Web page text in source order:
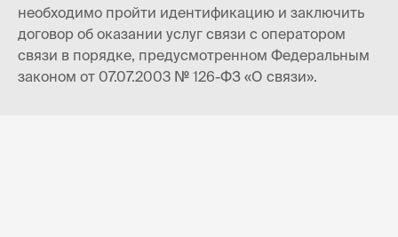
необходимо пройти идентификацию и заключить
договор об оказании услуг связи с оператором
связи в порядке, предусмотренном Федеральным
законом от 07.07.2003 № 126-ФЗ «О связи».